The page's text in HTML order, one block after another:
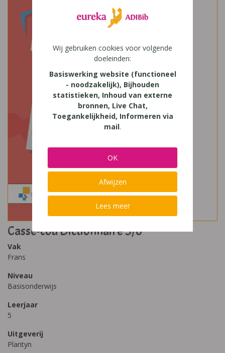
Casse-cou Dictionnaire 5/6
Vak
Frans
Niveau
Basisonderwijs
Leerjaar
5
Uitgeverij
Plantyn
Wij gebruiken cookies voor volgende
doeleinden:
Basiswerking website (functioneel
- noodzakelijk), Bijhouden
statistieken, Inhoud van externe
bronnen, Live Chat,
Toegankelijkheid, Informeren via
mail.
OK
Afwijzen
Lees meer